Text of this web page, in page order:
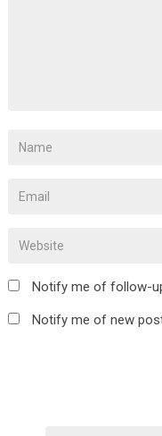
Notify me of follow-
Notify me of new